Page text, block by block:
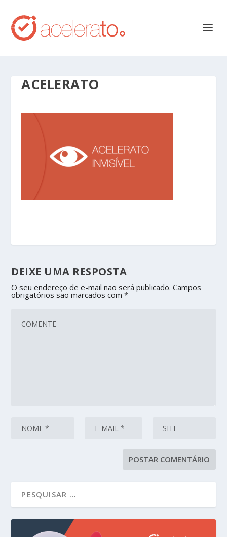
ACELERATO
DEIXE UMA RESPOSTA
O seu endereço de e-mail não será publicado. Campos
obrigatórios são marcados com*